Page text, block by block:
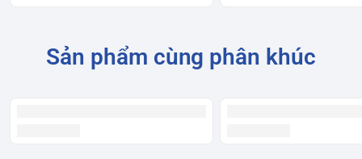
Sản phẩm cùng phân khúc